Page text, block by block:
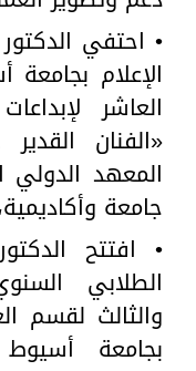
• احتفي
الإعلام
العاشر
«الفنان
جامعة وأكاديمية، وتنافس
• افتتح
الطلابي
والثالث لقسم
بجامعة